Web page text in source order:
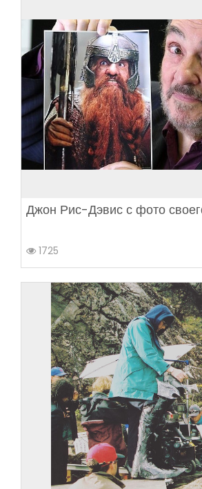
Джон Рис-Дэвис с фото
1725